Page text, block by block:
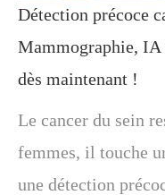
Détection précoce
Mammographie, IA
dès maintenant !
Le cancer du sein
femmes, il touche
une détection